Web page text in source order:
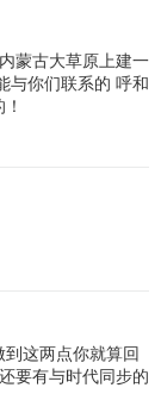
玛店内都悬挂
尔玛
“是沃尔玛第一
，设身处地
好
漆店购买。该
员工说，“让我
蒙古大草原上建一
与你们联系的 呼和
这两点你就算回
要有与时代同步的